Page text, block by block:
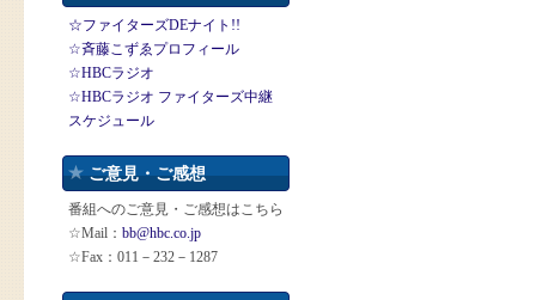
☆ファイターズDEナイト!!
☆斉藤こずゑプロフィール
☆HBCラジオ
☆HBCラジオ ファイターズ中継
スケジュール
ご意見・ご感想
番組へのご意見・ご感想はこちら
☆Mail： bb@hbc.co.jp
☆Fax：011－232－1287